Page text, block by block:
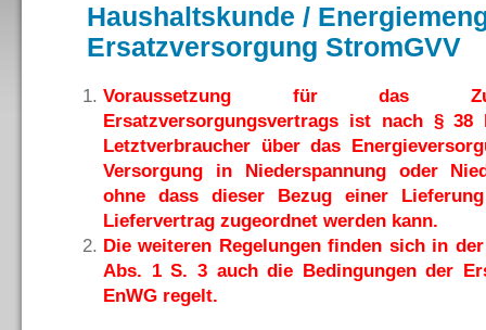
Haushaltskunde /
Ersatzversorgung StromGVV
Voraussetzung für das
Ersatzversorgungsvertrags ist nach §
Letztverbraucher über das
Versorgung in Niederspannung oder
ohne dass dieser Bezug einer
Liefervertrag zugeordnet werden kann.
Die weiteren Regelungen finden sich in
Abs. 1 S. 3 auch die Bedingungen der
EnWG regelt.